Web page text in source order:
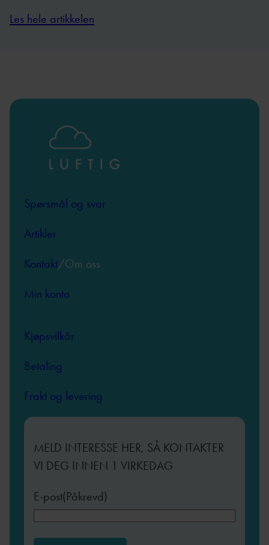
Les hele artikkelen
Spørsmål og svar
Artikler
Kontakt/Om oss
Min konto
Kjøpsvilkår
Betaling
Frakt og levering
MELD INTERESSE HER, SÅ KONTAKTER
VI DEG INNEN 1 VIRKEDAG
E-post(Påkrevd)